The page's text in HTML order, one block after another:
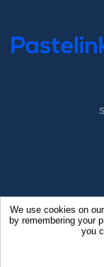
We use cookies on
by remembering your
you